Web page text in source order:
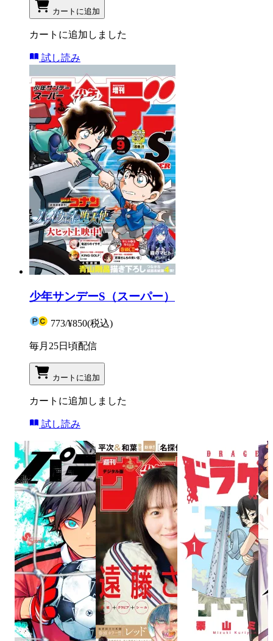
カートに追加
カートに追加しました
試し読み
少年サンデーS（スーパー）
773/¥850(税込)
毎月25日頃配信
カートに追加
カートに追加しました
試し読み